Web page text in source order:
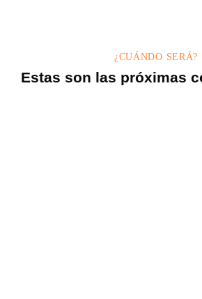
¿CUÁNDO SERÁ?
Estas son las próximas